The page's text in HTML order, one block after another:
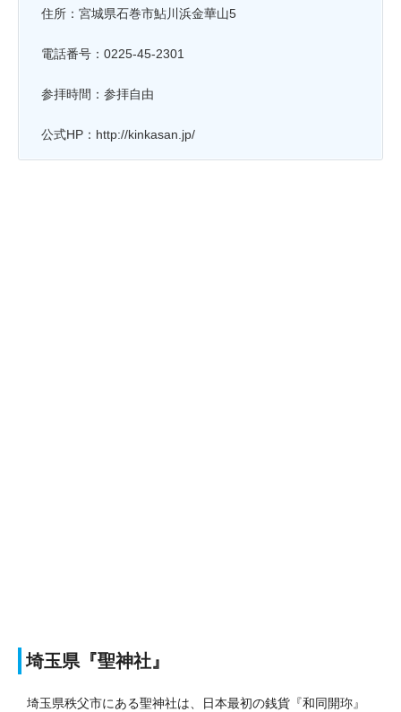
住所：宮城県石巻市鮎川浜金華山5
電話番号：0225-45-2301
参拝時間：参拝自由
公式HP：http://kinkasan.jp/
埼玉県『聖神社』
埼玉県秩父市にある聖神社は、日本最初の銭貨『和同開珎』